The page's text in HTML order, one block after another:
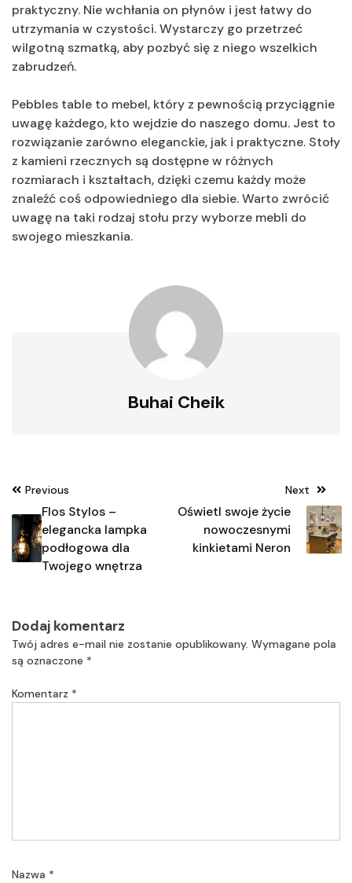
praktyczny. Nie wchłania on płynów i jest łatwy do
utrzymania w czystości. Wystarczy go przetrzeć
wilgotną szmatką, aby pozbyć się z niego wszelkich
zabrudzeń.
Pebbles table to mebel, który z pewnością przyciągnie
uwagę każdego, kto wejdzie do naszego domu. Jest to
rozwiązanie zarówno eleganckie, jak i praktyczne. Stoły
z kamieni rzecznych są dostępne w różnych
rozmiarach i kształtach, dzięki czemu każdy może
znaleźć coś odpowiedniego dla siebie. Warto zwrócić
uwagę na taki rodzaj stołu przy wyborze mebli do
swojego mieszkania.
Buhai Cheik
Nawigacja
Previous
Flos Stylos –
elegancka lampka
podłogowa dla
Twojego wnętrza
Next
Oświetl swoje życie
nowoczesnymi
kinkietami Neron
Dodaj komentarz
Twój adres e-mail nie zostanie opublikowany. Wymagane pola
są oznaczone *
Komentarz *
Nazwa *